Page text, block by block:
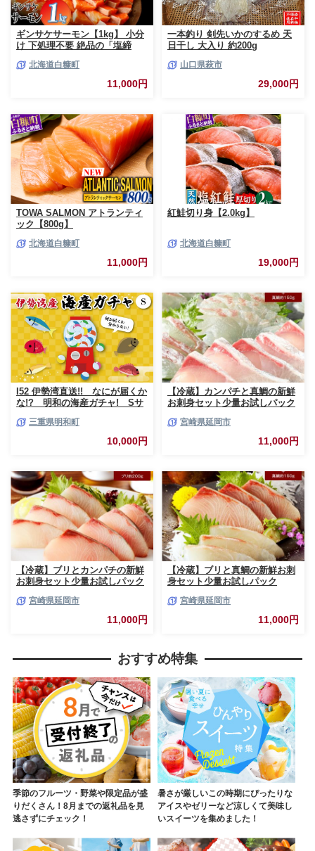
ギンサケサーモン【1kg】 小分
け 下処理不要 絶品の「塩締
サーモン 鮭 魚 銀鮭 刺身 生食
用 さけ サケ ふるさと ランキン
グ 人気 魚介類 魚介 北海道 白
北海道白糠町
11,000円
一本釣り 剣先いかのするめ 天
日干し 大入り 約200g
山口県萩市
29,000円
TOWA SALMON アトランティ
ック【800g】
北海道白糠町
11,000円
紅鮭切り身【2.0kg】
北海道白糠町
19,000円
I52 伊勢湾直送!! なにが届くか
な!? 明和の海産ガチャ! Sサ
三重県明和町
10,000円
【冷蔵】カンパチと真鯛の新鮮
お刺身セット少量お試しパック
宮崎県延岡市
11,000円
【冷蔵】ブリとカンパチの新鮮
お刺身セット少量お試しパック
宮崎県延岡市
11,000円
【冷蔵】ブリと真鯛の新鮮お刺
身セット少量お試しパック
宮崎県延岡市
11,000円
おすすめ特集
季節のフルーツ・野菜や限定品が盛
りだくさん！8月までの返礼品を見
逃さずにチェック！
暑さが厳しいこの時期にぴったりな
アイスやゼリーなど涼しくて美味し
いスイーツを集めました！